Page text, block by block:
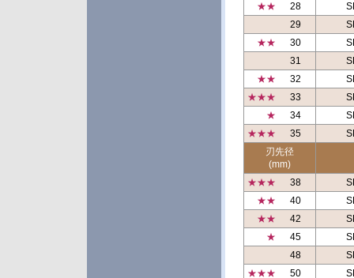
★★
28
29
★★
30
31
★★
32
★★★
33
★
34
★★★
35
刃先径
(mm)
★★★
38
★★
40
★★
42
★
45
48
★★★
50